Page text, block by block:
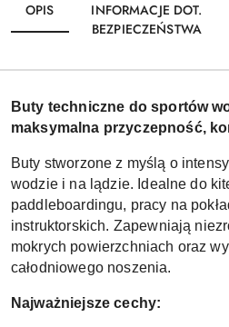
OPIS
INFORMACJE DOT.
BEZPIECZEŃSTWA
Buty techniczne do sportów
maksymalna przyczepność,
Buty stworzone z myślą o
wodzie i na lądzie. Idealne do
paddleboardingu, pracy na
instruktorskich. Zapewniają
mokrych powierzchniach oraz
całodniowego noszenia.
Najważniejsze cechy: